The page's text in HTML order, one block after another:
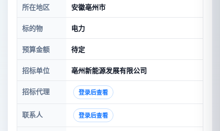
所在地区 安徽亳州市
标的物 电力
预算金额 待定
招标单位 亳州新能源发展有限公司
招标代理 登录后查看
联系人 登录后查看